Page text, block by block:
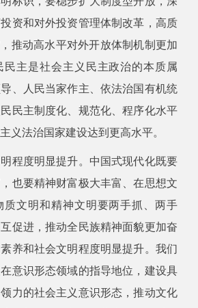
资和对外投资管理体制改革，高质
推动高水平对外开放体制机制更加
民主是社会主义民主政治的本质属
、人民当家作主、依法治国有机统
民主制度化、规范化、程序化水平
义法治国家建设达到更高水平。
明程度明显提升。中国式现代化既要
也要精神财富极大丰富、在思想文
质文明和精神文明要两手抓、两手
促进，推动全民族精神面貌更加奋
养和社会文明程度明显提升。我们
意识形态领域的指导地位，建设具
力的社会主义意识形态，推动文化